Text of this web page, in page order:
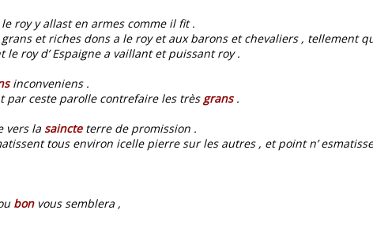
roy y allast en armes comme il fit .
et riches dons a le roy et aux barons et chevaliers , tellement
roy d’ Espaigne a vaillant et puissant roy .
inconveniens .
par ceste parolle contrefaire les trèsgrans.
vers la saincteterre de promission .
tous environ icelle pierre sur les autres , et point n’
bonvous semblera ,